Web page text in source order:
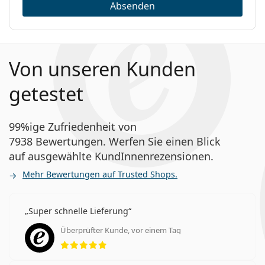
Was ist der Unterschied zwischen der 30er-,
90er- und 180er-Packung von Biotrue ONEday?
Weitere Tageslinsen
Acuvue Oasys 1-Day with HydraLuxe
Miru 1 day
Precision1
SofLens Daily Disposable
Wie versteht man Werte auf dem
Kontaktlinsenrezept
Gewöhnung an Kontaktlinsen: Wie lange dauert es?
Absenden
Von unseren Kunden
getestet
99%ige Zufriedenheit von
7938 Bewertungen. Werfen Sie einen Blick
auf ausgewählte KundInnenrezensionen.
Mehr Bewertungen auf Trusted Shops.
Super schnelle Lieferung
Überprüfter Kunde, vor einem Tag
Bewertung 5 aus 5